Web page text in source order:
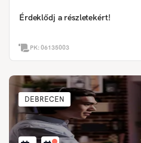
Érdeklődj a részletekért!
PK:06135003
DEBRECEN